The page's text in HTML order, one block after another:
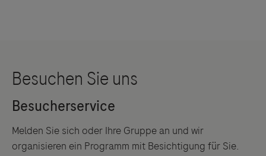
Melden Sie sich oder Ihre Gruppe an und wir
organisieren ein Programm mit Besichtigung für Sie.